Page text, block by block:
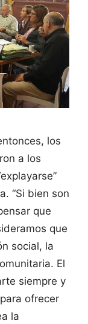
los
a los
“Si bien son
que
que
social, la
El
siempre y
ofrecer
la